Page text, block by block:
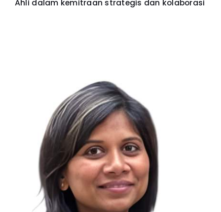
Ahli dalam kemitraan strategis dan kolaborasi